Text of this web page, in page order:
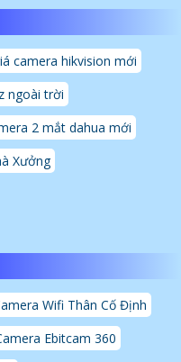
camera hikvision mới
ngoài trời
2 mắt dahua mới
Xưởng
Wifi Thân Cố Định
Ebitcam 360